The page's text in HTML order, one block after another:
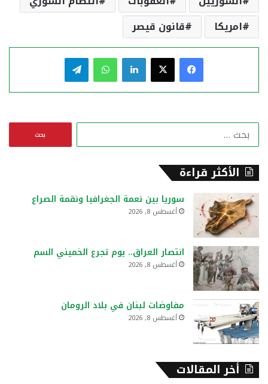
امريكا
قانون قيصر
فيسبوك لينكدإن واتساب
ن
الأكثر قراءة
سوريا بين نعمة الجغرافيا ونقمة الصراع
أغسطس 8, 2026
انتصار العراق.. يوم تجرع الخميني السم
أغسطس 8, 2026
مفاوضات لبنان في بلاد الرومان
أغسطس 8, 2026
أخر المقالات